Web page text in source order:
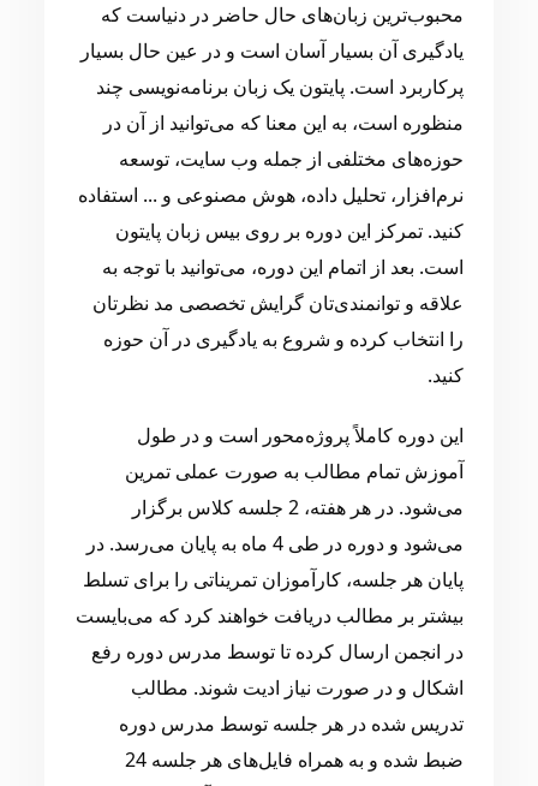
محبوب‌ترین زبان‌های حال حاضر در دنیاست که
یادگیری آن بسیار آسان است و در عین حال بسیار
پرکاربرد است. پایتون یک زبان برنامه‌نویسی چند
منظوره است، به این معنا که می‌توانید از آن در
حوزه‌های مختلفی از جمله وب سایت، توسعه
نرم‌افزار، تحلیل داده، هوش مصنوعی و ... استفاده
کنید. تمرکز این دوره بر روی بیس زبان پایتون
است. بعد از اتمام این دوره، می‌توانید با توجه به
علاقه و توانمندی‌تان گرایش تخصصی مد نظرتان
را انتخاب کرده و شروع به یادگیری در آن حوزه
کنید.
این دوره کاملاً پروژه‌محور است و در طول
آموزش تمام مطالب به صورت عملی تمرین
می‌شود. در هر هفته، 2 جلسه کلاس برگزار
می‌شود و دوره در طی 4 ماه به پایان می‌رسد. در
پایان هر جلسه، کارآموزان تمریناتی را برای تسلط
بیشتر بر مطالب دریافت خواهند کرد که می‌بایست
در انجمن ارسال کرده تا توسط مدرس دوره رفع
اشکال و در صورت نیاز ادیت شوند. مطالب
تدریس شده در هر جلسه توسط مدرس دوره
ضبط شده و به همراه فایل‌های هر جلسه 24